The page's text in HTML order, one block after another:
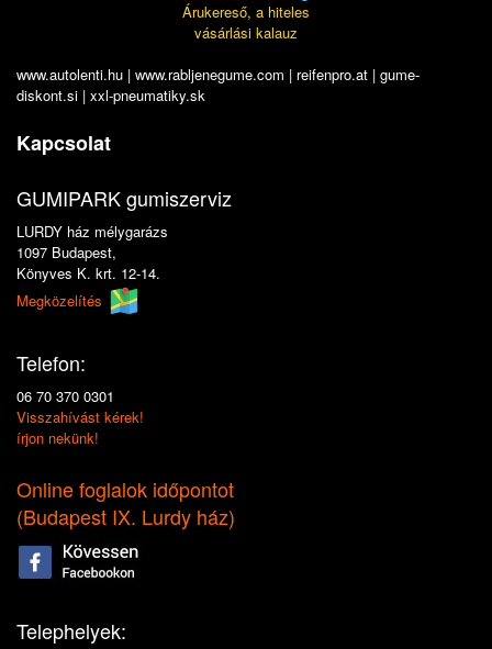
Árukereső, a hiteles
vásárlási kalauz
www.autolenti.hu | www.rabljenegume.com | reifenpro.at | gume-
diskont.si | xxl-pneumatiky.sk
Kapcsolat
GUMIPARK gumiszerviz
LURDY ház mélygarázs
1097 Budapest,
Könyves K. krt. 12-14.
Megközelítés
Telefon:
06 70 370 0301
Visszahívást kérek!
írjon nekünk!
Online foglalok időpontot
(Budapest IX. Lurdy ház)
Telephelyek: